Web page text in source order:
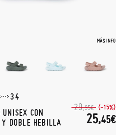
MÁS INFO
34
CON
DOBLE HEBILLA
29,95€ (-15%)
25,45€